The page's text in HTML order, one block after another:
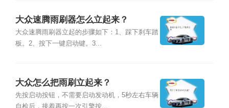
大众速腾雨刷器怎么立起来？
大众速腾雨刷器立起的步骤如下：1、踩下刹车踏
板。2、按下一键启动键。3...
大众怎么把雨刷立起来？
先按启动按钮，不需要启动发动机，5秒左右车辆
自检后，接着再按一次引擎按...